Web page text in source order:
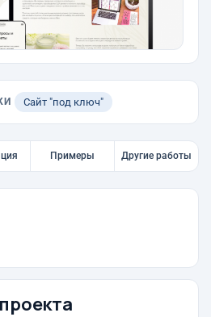
Сайт "под ключ"
Примеры Другие работы